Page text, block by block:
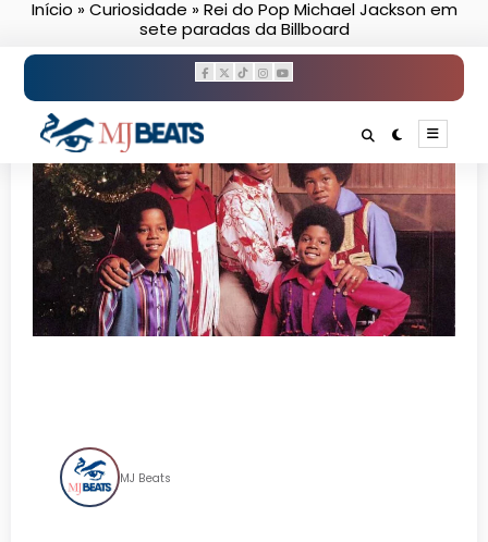
Início »Curiosidade »Rei do Pop Michael Jackson em
sete paradas da Billboard
MJ Beats